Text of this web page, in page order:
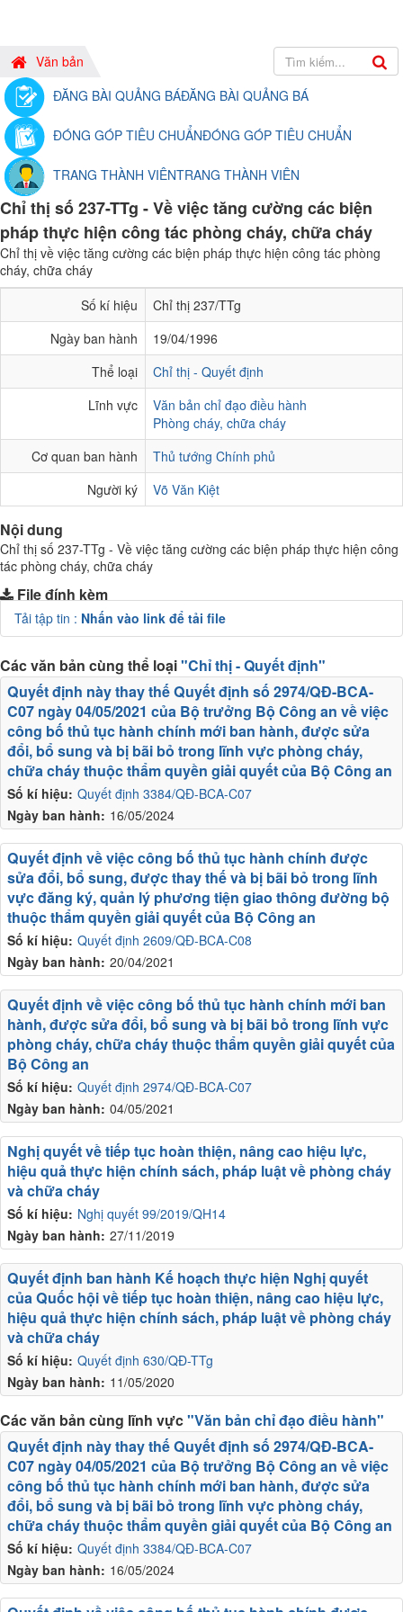
Văn bản
ĐĂNG BÀI QUẢNG BÁĐĂNG BÀI QUẢNG BÁ
ĐÓNG GÓP TIÊU CHUẨNĐÓNG GÓP TIÊU CHUẨN
TRANG THÀNH VIÊNTRANG THÀNH VIÊN
Chỉ thị số 237-TTg - Về việc tăng cường các biện
pháp thực hiện công tác phòng cháy, chữa cháy
Chỉ thị về việc tăng cường các biện pháp thực hiện công tác phòng
cháy, chữa cháy
Số kí hiệu
Chỉ thị 237/TTg
Ngày ban hành
19/04/1996
Thể loại
Chỉ thị - Quyết định
Lĩnh vực
Văn bản chỉ đạo điều hành
Phòng cháy, chữa cháy
Cơ quan ban hành
Thủ tướng Chính phủ
Người ký
Võ Văn Kiệt
Nội dung
Chỉ thị số 237-TTg - Về việc tăng cường các biện pháp thực hiện công
tác phòng cháy, chữa cháy
File đính kèm
Tải tập tin : Nhấn vào link để tải file
Các văn bản cùng thể loại"Chỉ thị - Quyết định"
Số kí hiệu: Quyết định 3384/QĐ-BCA-C07
Ngày ban hành: 16/05/2024
Quyết định này thay thế Quyết định số 2974/QĐ-BCA-
C07 ngày 04/05/2021 của Bộ trưởng Bộ Công an về việc
công bố thủ tục hành chính mới ban hành, được sửa
đổi, bổ sung và bị bãi bỏ trong lĩnh vực phòng cháy,
chữa cháy thuộc thẩm quyền giải quyết của Bộ Công an
Số kí hiệu: Quyết định 2609/QĐ-BCA-C08
Ngày ban hành: 20/04/2021
Quyết định về việc công bố thủ tục hành chính được
sửa đổi, bổ sung, được thay thế và bị bãi bỏ trong lĩnh
vực đăng ký, quản lý phương tiện giao thông đường bộ
thuộc thẩm quyền giải quyết của Bộ Công an
Số kí hiệu: Quyết định 2974/QĐ-BCA-C07
Ngày ban hành: 04/05/2021
Quyết định về việc công bố thủ tục hành chính mới ban
hành, được sửa đổi, bổ sung và bị bãi bỏ trong lĩnh vực
phòng cháy, chữa cháy thuộc thẩm quyền giải quyết của
Bộ Công an
Số kí hiệu: Nghị quyết 99/2019/QH14
Ngày ban hành: 27/11/2019
Nghị quyết về tiếp tục hoàn thiện, nâng cao hiệu lực,
hiệu quả thực hiện chính sách, pháp luật về phòng cháy
và chữa cháy
Số kí hiệu: Quyết định 630/QĐ-TTg
Ngày ban hành: 11/05/2020
Quyết định ban hành Kế hoạch thực hiện Nghị quyết
của Quốc hội về tiếp tục hoàn thiện, nâng cao hiệu lực,
hiệu quả thực hiện chính sách, pháp luật về phòng cháy
và chữa cháy
Các văn bản cùng lĩnh vực"Văn bản chỉ đạo điều hành"
Số kí hiệu: Quyết định 3384/QĐ-BCA-C07
Ngày ban hành: 16/05/2024
Quyết định này thay thế Quyết định số 2974/QĐ-BCA-
C07 ngày 04/05/2021 của Bộ trưởng Bộ Công an về việc
công bố thủ tục hành chính mới ban hành, được sửa
đổi, bổ sung và bị bãi bỏ trong lĩnh vực phòng cháy,
chữa cháy thuộc thẩm quyền giải quyết của Bộ Công an